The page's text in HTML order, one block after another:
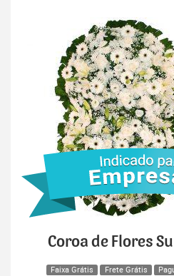
Coroa de Flores
Faixa Grátis Frete Grátis